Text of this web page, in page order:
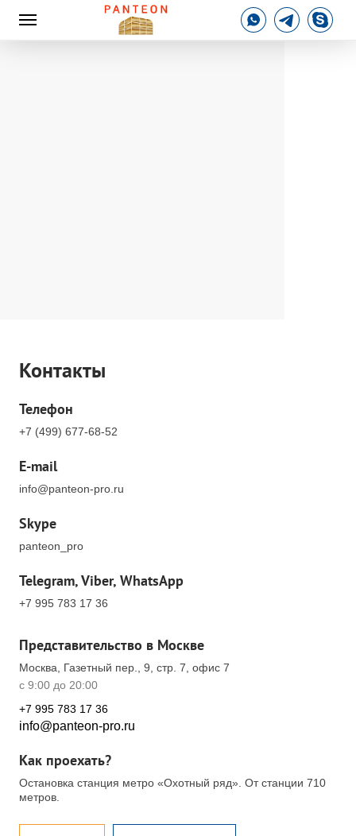
Контакты
Телефон
+7 (499) 677-68-52
E-mail
info@panteon-pro.ru
Skype
panteon_pro
Telegram, Viber, WhatsApp
+7 995 783 17 36
Представительство в Москве
Москва, Газетный пер., 9, стр. 7, офис 7
с 9:00 до 20:00
+7 995 783 17 36
info@panteon-pro.ru
Как проехать?
Остановка станция метро «Охотный ряд». От станции 710
метров.